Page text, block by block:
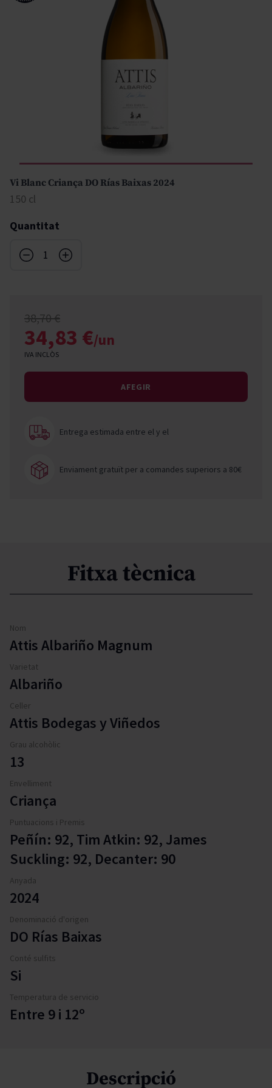
Vi Blanc Criança DO Rías Baixas 2024
150 cl
Quantitat
38,70 €
34,83 €/un
IVA INCLÒS
AFEGIR
Entrega estimada entre ely el
Enviament gratuït per a comandes superiors a 80€
Fitxa tècnica
Nom
Attis Albariño Magnum
Varietat
Albariño
Celler
Attis Bodegas y Viñedos
Grau alcohòlic
13
Envelliment
Criança
Puntuacions i Premis
Peñín: 92, Tim Atkin: 92, James
Suckling: 92, Decanter: 90
Anyada
2024
Denominació d'origen
DO Rías Baixas
Conté sulfits
Si
Temperatura de servicio
Entre 9 i 12º
Descripció